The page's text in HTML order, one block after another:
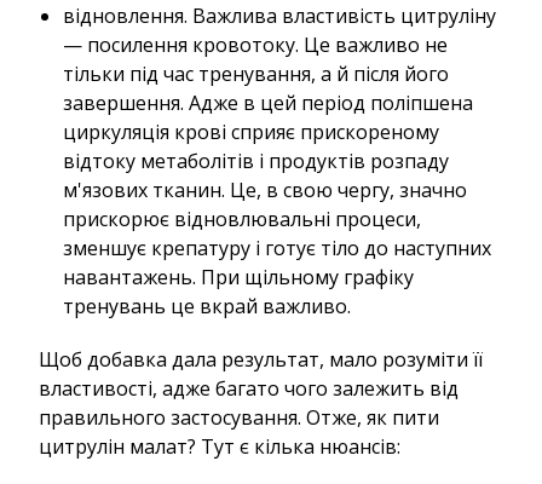
відновлення. Важлива властивість цитруліну
— посилення кровотоку. Це важливо не
тільки під час тренування, а й після його
завершення. Адже в цей період поліпшена
циркуляція крові сприяє прискореному
відтоку метаболітів і продуктів розпаду
м'язових тканин. Це, в свою чергу, значно
прискорює відновлювальні процеси,
зменшує крепатуру і готує тіло до наступних
навантажень. При щільному графіку
тренувань це вкрай важливо.
Щоб добавка дала результат, мало розуміти її
властивості, адже багато чого залежить від
правильного застосування. Отже, як пити
цитрулін малат? Тут є кілька нюансів: